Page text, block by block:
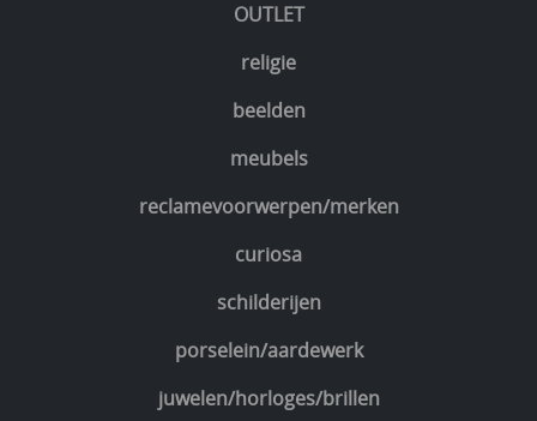
OUTLET
religie
beelden
meubels
reclamevoorwerpen/merken
curiosa
schilderijen
porselein/aardewerk
juwelen/horloges/brillen